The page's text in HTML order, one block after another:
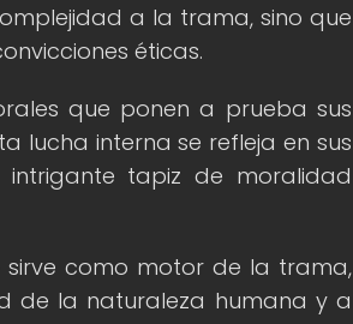
a la trama, sino que
éticas.
que ponen a prueba sus
lucha interna se refleja en sus
intrigante tapiz de moralidad
sirve como motor de la trama,
de la naturaleza humana y a